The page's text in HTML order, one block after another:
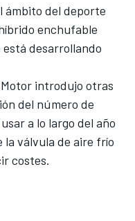
ámbito del deporte
enchufable
desarrollando
Motor introdujo otras
del número de
a lo largo del año
la válvula de aire frío
costes.